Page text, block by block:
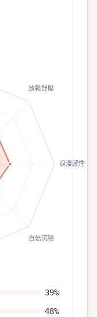
放鬆舒壓
浪漫感性
自信沉穩
39%
48%